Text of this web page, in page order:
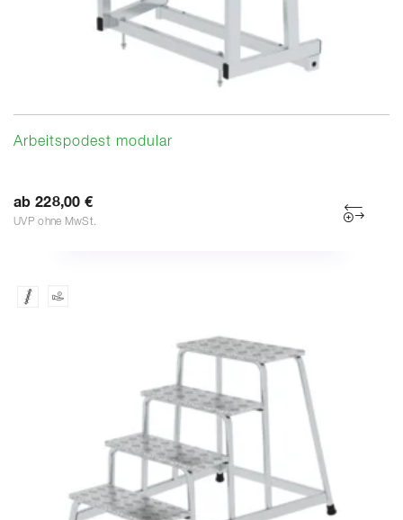
Arbeitspodest modular
ab 228,00 €
UVP ohne MwSt.